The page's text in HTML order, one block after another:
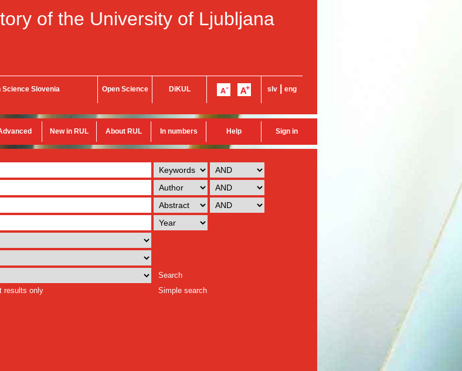
of the University of Ljubljana
Science Slovenia Open Science DiKUL slv eng
New in RUL About RUL In numbers Help Sign in
Search
results only
Simple search